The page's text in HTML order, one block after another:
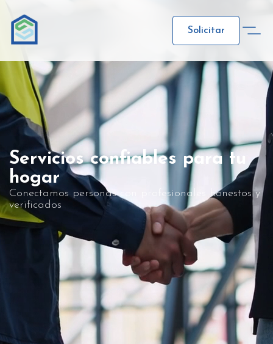
Solicitar
Servicios confiables para tu
hogar
Conectamos personas con profesionales honestos y
verificados